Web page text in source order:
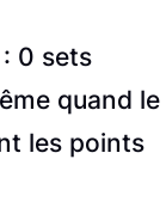
0 sets
quand le
les points